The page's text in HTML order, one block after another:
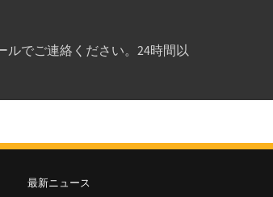
でご連絡ください。24時間以
最新ニュース